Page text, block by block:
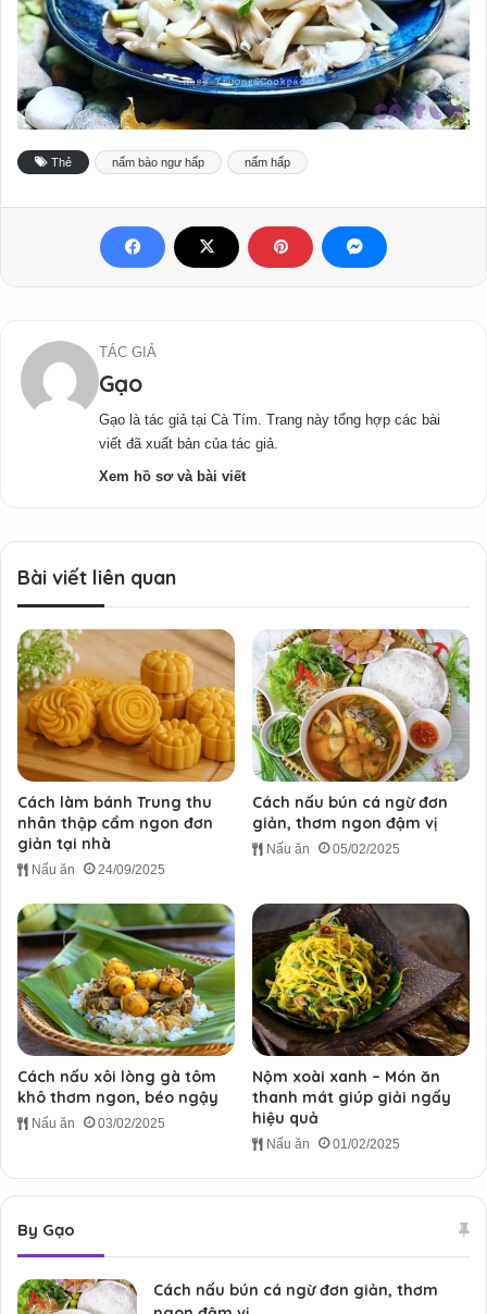
Thẻ nấm bào ngư hấp nấm hấp
TÁC GIẢ
Gạo
Gạo là tác giả tại Cà Tím. Trang này tổng hợp các bài
viết đã xuất bản của tác giả.
Xem hồ sơ và bài viết
Bài viết liên quan
Cách làm bánh Trung thu
nhân thập cẩm ngon đơn
giản tại nhà
Nấu ăn 24/09/2025
Cách nấu bún cá ngừ đơn
giản, thơm ngon đậm vị
Nấu ăn 05/02/2025
Cách nấu xôi lòng gà tôm
khô thơm ngon, béo ngậy
Nấu ăn 03/02/2025
Nộm xoài xanh – Món ăn
thanh mát giúp giải ngấy
hiệu quả
Nấu ăn 01/02/2025
By Gạo
Cách nấu bún cá ngừ đơn giản, thơm